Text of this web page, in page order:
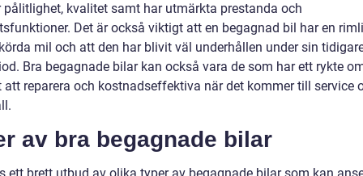
pålitlighet, kvalitet samt har utmärkta prestanda och
Det är också viktigt att en begagnad bil har en
mil och att den har blivit väl underhållen under sin
Bra begagnade bilar kan också vara de som har ett rykte
att reparera och kostnadseffektiva när det kommer till service
av bra begagnade bilar